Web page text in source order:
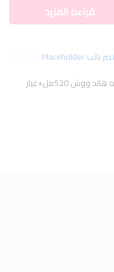
قراءة المزيد
ووش 520مل+غيار